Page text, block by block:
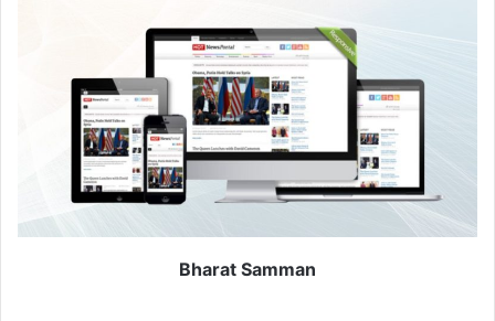
Bharat Samman